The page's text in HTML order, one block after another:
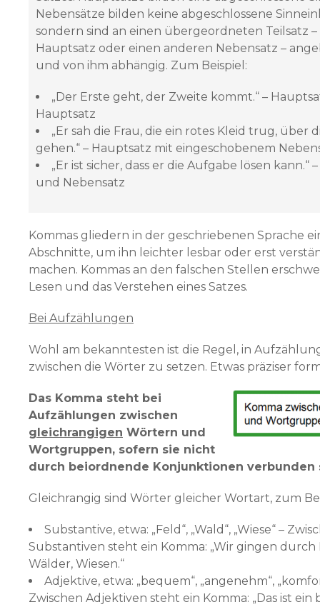
Nebensätze bilden keine abgeschlossene
sondern sind an einen übergeordneten Teilsatz –
Hauptsatz oder einen anderen Nebensatz –
und von ihm abhängig. Zum Beispiel:
„Der Erste geht, der Zweite kommt.“ –
Hauptsatz
„Er sah die Frau, die ein rotes Kleid trug, über
gehen.“ – Hauptsatz mit eingeschobenem
„Er ist sicher, dass er die Aufgabe lösen kann.“
und Nebensatz
Kommas gliedern in der geschriebenen Sprache
Abschnitte, um ihn leichter lesbar oder erst
machen. Kommas an den falschen Stellen
Lesen und das Verstehen eines Satzes.
Bei Aufzählungen
Wohl am bekanntesten ist die Regel, in
zwischen die Wörter zu setzen. Etwas präziser
Das Komma steht bei
Aufzählungen zwischen
gleichrangigen Wörtern und
Wortgruppen, sofern sie nicht
durch beiordnende Konjunktionen verbunden
Gleichrangig sind Wörter gleicher Wortart, zum
Substantive, etwa: „Feld“, „Wald“, „Wiese“ –
Substantiven steht ein Komma: „Wir gingen durch
Wälder, Wiesen.“
Adjektive, etwa: „bequem“, „angenehm“,
Zwischen Adjektiven steht ein Komma: „Das ist ein